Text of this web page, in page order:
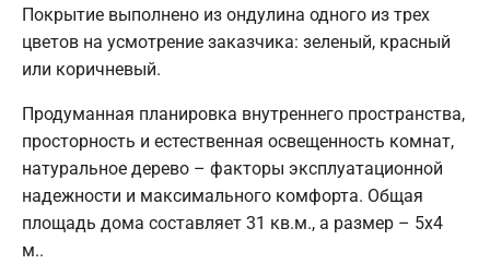
Покрытие выполнено из ондулина одного из трех
цветов на усмотрение заказчика: зеленый, красный
или коричневый.
Продуманная планировка внутреннего пространства,
просторность и естественная освещенность комнат,
натуральное дерево – факторы эксплуатационной
надежности и максимального комфорта. Общая
площадь дома составляет 31 кв.м., а размер – 5х4
м..